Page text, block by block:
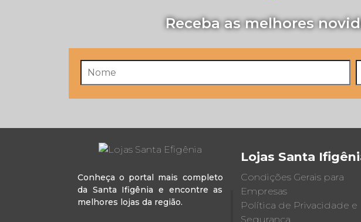
Receba as melhores
Conheça o portal mais completo
da Santa Ifigênia e encontre as
melhores lojas da região.
Lojas Santa
Condições Gerais para
Empresas
Política de Privacidade e
Segurança